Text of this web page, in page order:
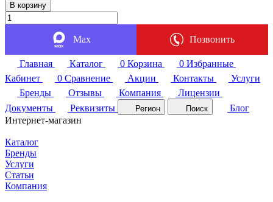
В корзину
Max Позвонить
Главная Каталог 0 Корзина 0 Избранные
Кабинет
0 Сравнение Акции Контакты
Услуги
Бренды
Отзывы Компания
Лицензии
Документы
Реквизиты Регион Поиск
Блог
Интернет-магазин
Каталог
Бренды
Услуги
Статьи
Компания